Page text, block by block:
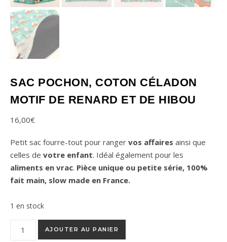
SAC POCHON, COTON CÉLADON
MOTIF DE RENARD ET DE HIBOU
16,00€
Petit sac fourre-tout pour ranger vos affaires ainsi que
celles de votre enfant. Idéal également pour les
aliments en vrac. Pièce unique ou petite série, 100%
fait main, slow made en France.
1 en stock
quantité de Sac pochon, coton céladon motif de renard et de
AJOUTER AU PANIER